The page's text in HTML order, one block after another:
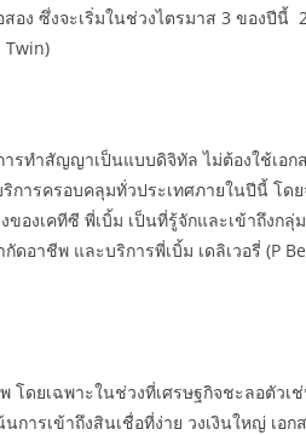
อง ซึ่งจะเริ่มในช่วงไตรมาส 3 ของปี
Twin)
ารทำสัญญาเป็นแบบดิจิทัล ไม่ต้องใช้เ
รครอบคลุมทั่วประเทศภายในปีนี้ โด
ของเคทีซี พี่เบิ้ม เป็นที่รู้จักและเข้าถึ
อาชีพ และบริการพี่เบิ้ม เดลิเวอรี่ (P
ดยเฉพาะในช่วงที่เศรษฐกิจชะลอตัว
ารเข้าถึงสินเชื่อที่ง่าย วงเงินใหญ่ เอ